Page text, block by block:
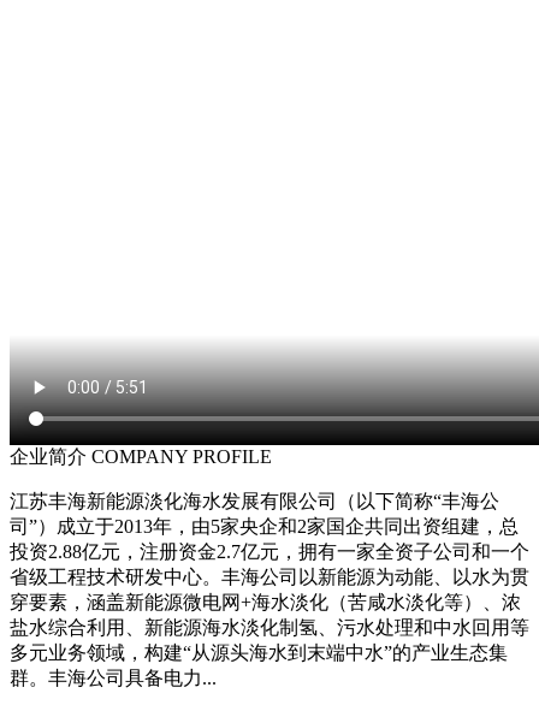
企业简介 COMPANY PROFILE
江苏丰海新能源淡化海水发展有限公司（以下简称“丰海公
司”）成立于2013年，由5家央企和2家国企共同出资组建，总
投资2.88亿元，注册资金2.7亿元，拥有一家全资子公司和一个
省级工程技术研发中心。丰海公司以新能源为动能、以水为贯
穿要素，涵盖新能源微电网+海水淡化（苦咸水淡化等）、浓
盐水综合利用、新能源海水淡化制氢、污水处理和中水回用等
多元业务领域，构建“从源头海水到末端中水”的产业生态集
群。丰海公司具备电力...